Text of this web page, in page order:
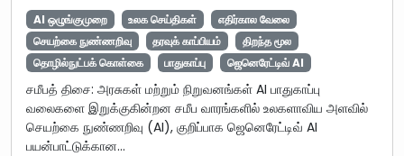
AI ஒழுங்குமுறை உலக செய்திகள்
எதிர்கால வேலை
செயற்கை நுண்ணறிவு
தரவுக் காப்பியம்
திறந்த மூல
தொழில்நுட்பக் கொள்கை
பாதுகாப்பு ஜெனெரேட்டிவ் AI
சமீபத் திசை: அரசுகள் மற்றும் நிறுவனங்கள் AI பாதுகாப்பு
வலைகளை இறுக்குகின்றன சமீப வாரங்களில் உலகளாவிய அளவில்
செயற்கை நுண்ணறிவு (AI), குறிப்பாக ஜெனெரேட்டிவ் AI
பயன்பாட்டுக்கான…